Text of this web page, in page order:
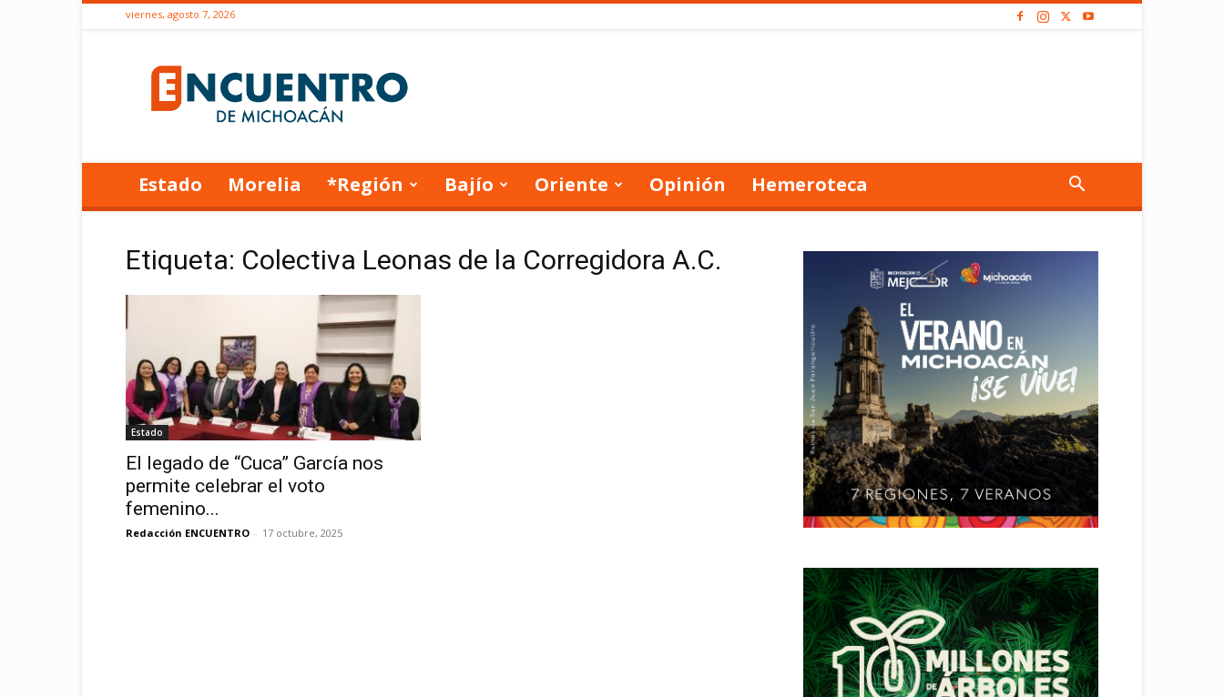
viernes, agosto 7, 2026
de
Michoacán
Estado Morelia *Región Bajío Oriente Opinión Hemeroteca
Etiqueta: Colectiva Leonas de la Corregidora A.C.
Estado
El legado de “Cuca” García nos
permite celebrar el voto
femenino...
Redacción ENCUENTRO - 17 octubre, 2025